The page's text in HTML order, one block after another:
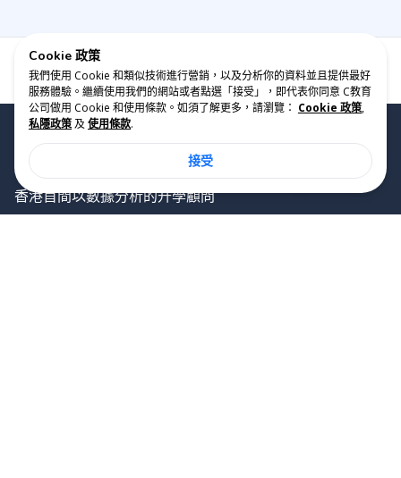
諮詢顧問
香港首間以數據分析的升學顧問
Cookie 政策
我們使用 Cookie 和類似技術進行營銷，以及分析你的資料並且提供最好
服務體驗。繼續使用我們的網站或者點選「接受」，即代表你同意 C教育
公司做用 Cookie 和使用條款。如須了解更多，請瀏覽： Cookie 政策,
私隱政策及 使用條款.
接受